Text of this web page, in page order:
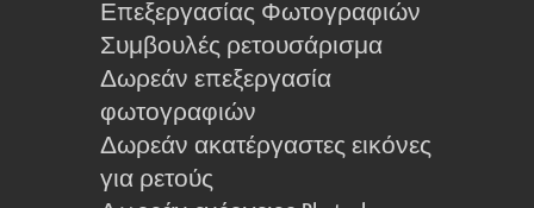
Επεξεργασίας Φωτογραφιών
Συμβουλές ρετουσάρισμα
Δωρεάν επεξεργασία
φωτογραφιών
Δωρεάν ακατέργαστες εικόνες
για ρετούς